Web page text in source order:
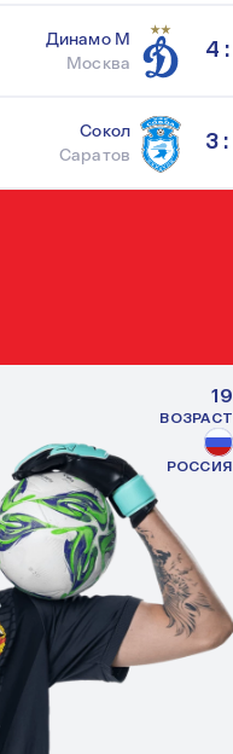
Динамо М
Москва
4
Сокол
Саратов
3
19
ВОЗРАСТ
РОССИЯ